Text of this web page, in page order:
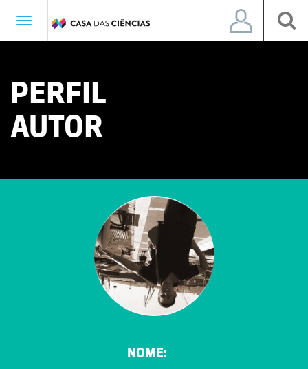
Toggle
PERFIL
AUTOR
NOME: